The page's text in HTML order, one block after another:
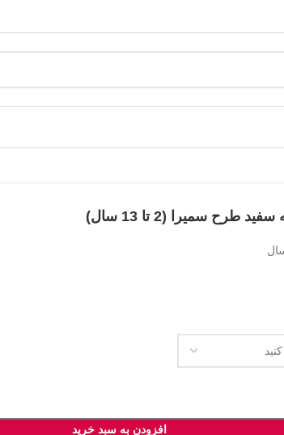
طرح سمیرا (2 تا 13 سال)
افزودن به سبد خرید